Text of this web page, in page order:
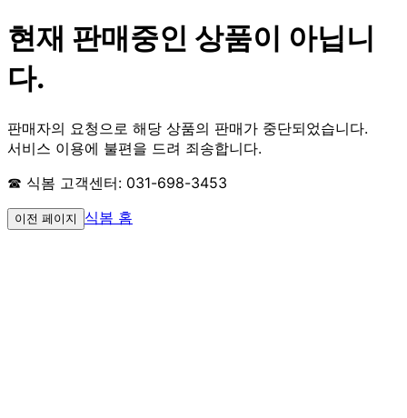
현재 판매중인 상품이 아닙니
다.
판매자의 요청으로 해당 상품의 판매가 중단되었습니다.
서비스 이용에 불편을 드려 죄송합니다.
☎ 식봄 고객센터: 031-698-3453
이전 페이지 식봄 홈